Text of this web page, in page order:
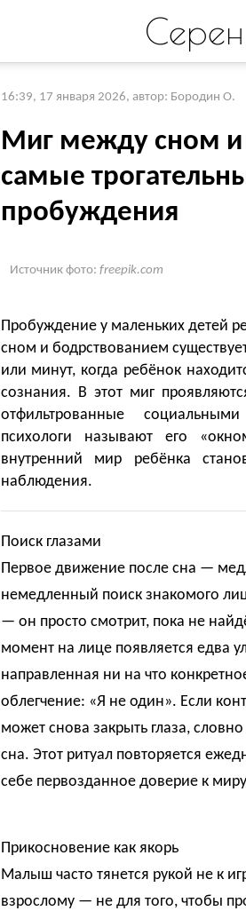
16:39, 17 января 2026, автор: Бородин О.
Миг между сном и
самые
пробуждения
Источник фото: freepik.com
Пробуждение у маленьких детей
сном и бодрствованием
или минут, когда ребёнок
сознания. В этот миг
отфильтрованные
психологи называют его
внутренний мир ребёнка
наблюдения.
Поиск глазами
Первое движение после сна —
немедленный поиск знакомого
— он просто смотрит, пока не
момент на лице появляется едва
направленная ни на что
облегчение: «Я не один». Если
может снова закрыть глаза,
сна. Этот ритуал повторяется
себе первозданное доверие к
Прикосновение как якорь
Малыш часто тянется рукой не к
взрослому — не для того, чтобы